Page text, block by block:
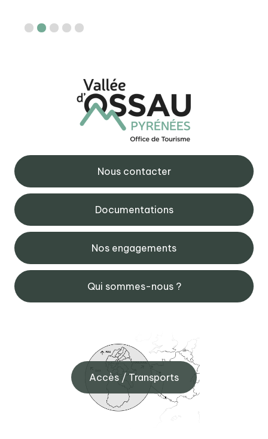
Nous contacter
Documentations
Nos engagements
Qui sommes-nous ?
Accès / Transports